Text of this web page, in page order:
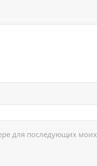
для последующих моих